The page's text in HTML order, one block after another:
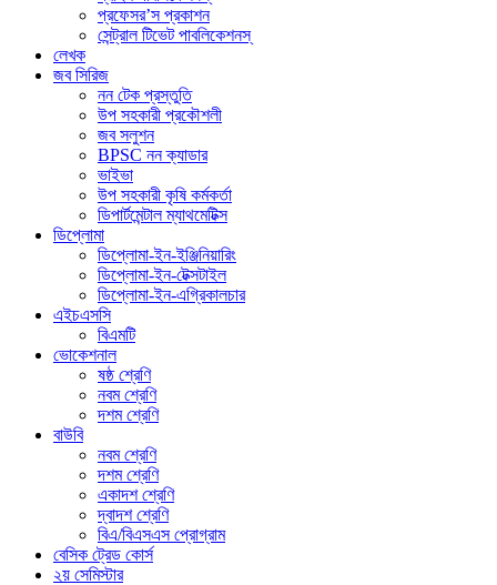
প্রফেসর’স প্রকাশন
সেন্ট্রাল টিভেট পাবলিকেশনস্
লেখক
জব সিরিজ
নন টেক প্রস্তুতি
উপ সহকারী প্রকৌশলী
জব সলুশন
BPSC নন ক্যাডার
ভাইভা
উপ সহকারী কৃষি কর্মকর্তা
ডিপার্টমেন্টাল ম্যাথমেটিক্স
ডিপ্লোমা
ডিপ্লোমা-ইন-ইঞ্জিনিয়ারিং
ডিপ্লোমা-ইন-টেক্সটাইল
ডিপ্লোমা-ইন-এগ্রিকালচার
এইচএসসি
বিএমটি
ভোকেশনাল
ষষ্ঠ শ্রেণি
নবম শ্রেণি
দশম শ্রেণি
বাউবি
নবম শ্রেণি
দশম শ্রেণি
একাদশ শ্রেণি
দ্বাদশ শ্রেণি
বিএ/বিএসএস প্রোগ্রাম
বেসিক ট্রেড কোর্স
২য় সেমিস্টার